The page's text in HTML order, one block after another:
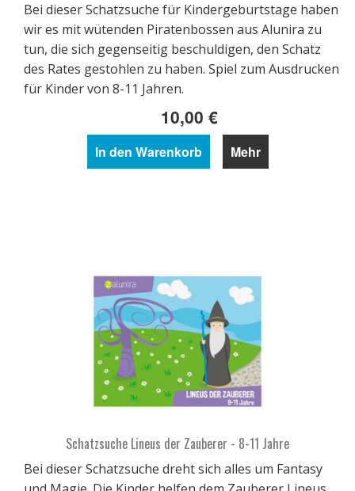
Bei dieser Schatzsuche für Kindergeburtstage haben
wir es mit wütenden Piratenbossen aus Alunira zu
tun, die sich gegenseitig beschuldigen, den Schatz
des Rates gestohlen zu haben. Spiel zum Ausdrucken
für Kinder von 8-11 Jahren.
10,00 €
In den Warenkorb Mehr
Schatzsuche Lineus der Zauberer - 8-11 Jahre
Bei dieser Schatzsuche dreht sich alles um Fantasy